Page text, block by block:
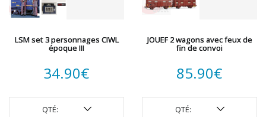
LSM set 3 personnages CIWL
époque III
34.90€
QTÉ:
JOUEF 2 wagons avec feux de
fin de convoi
85.90€
QTÉ: